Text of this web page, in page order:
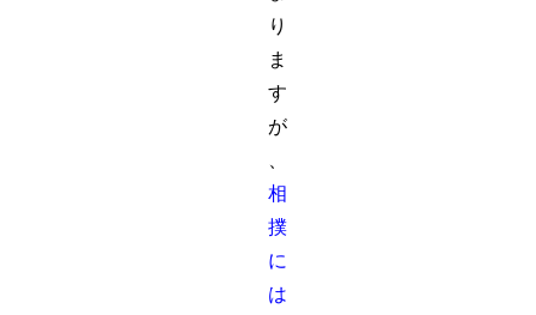
り
ま
す
が
相
撲
に
は